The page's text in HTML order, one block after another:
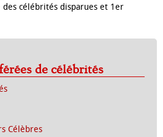
des célébrités disparues et 1er
de célébrités
Célèbres